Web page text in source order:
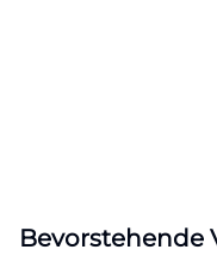
Bevorstehende